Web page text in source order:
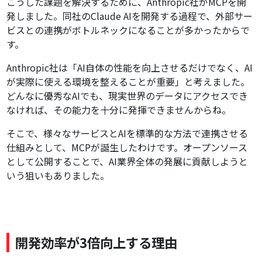
発しました。同社のClaude AIを開発する過程で、外部サー
ビスとの連携がボトルネックになることが多かったからで
す。
Anthropic社は「AI自体の性能を向上させるだけでなく、AI
が実際に使える環境を整えることが重要」と考えました。
どんなに優秀なAIでも、現実世界のデータにアクセスでき
なければ、その能力を十分に発揮できませんからね。
そこで、様々なサービスとAIを標準的な方法で連携させる
仕組みとして、MCPが誕生したわけです。オープンソース
として公開することで、AI業界全体の発展に貢献しようと
いう狙いもありました。
開発効率が3倍向上する理由